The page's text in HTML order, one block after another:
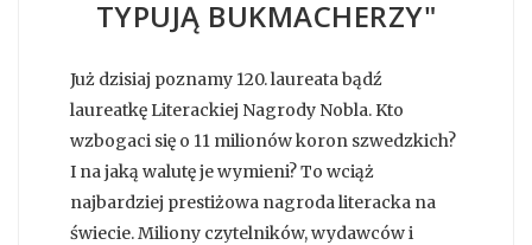
TYPUJĄ BUKMACHERZY"
Już dzisiaj poznamy 120. laureata bądź
laureatkę Literackiej Nagrody Nobla. Kto
wzbogaci się o 11 milionów koron szwedzkich?
I na jaką walutę je wymieni? To wciąż
najbardziej prestiżowa nagroda literacka na
świecie. Miliony czytelników, wydawców i